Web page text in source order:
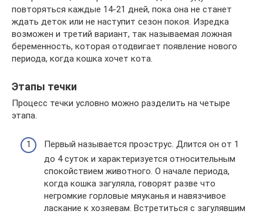
повторяться каждые 14-21 дней, пока она не станет
ждать деток или не наступит сезон покоя. Изредка
возможен и третий вариант, так называемая ложная
беременность, которая отодвигает появление нового
периода, когда кошка хочет кота.
Этапы течки
Процесс течки условно можно разделить на четыре
этапа.
Первый называется проэструс. Длится он от 1
до 4 суток и характеризуется относительным
спокойствием животного. О начале периода,
когда кошка загуляла, говорят разве что
негромкие горловые мяуканья и навязчивое
ласкание к хозяевам. Встретиться с загулявшим